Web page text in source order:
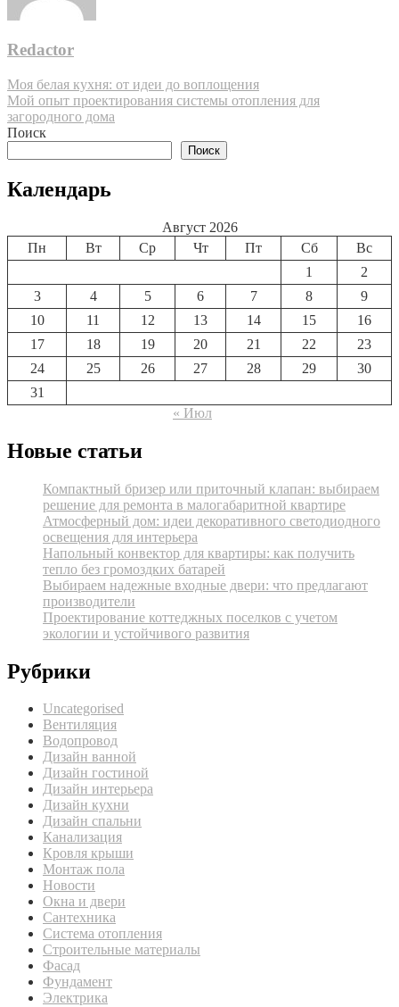
Redactor
Навигация
по
записям
Моя белая кухня: от идеи до воплощения
Мой опыт проектирования системы отопления для
загородного дома
Поиск
Поиск
Календарь
Август 2026
Пн
Вт Ср Чт Пт Сб
Вс
1
2
3
4 5 6 7 8
9
10
11 12 13 14 15
16
17
18 19 20 21 22
23
24
25 26 27 28 29
30
31
« Июл
Новые статьи
Компактный бризер или приточный клапан: выбираем
решение для ремонта в малогабаритной квартире
Атмосферный дом: идеи декоративного светодиодного
освещения для интерьера
Напольный конвектор для квартиры: как получить
тепло без громоздких батарей
Выбираем надежные входные двери: что предлагают
производители
Проектирование коттеджных поселков с учетом
экологии и устойчивого развития
Рубрики
Uncategorised
Вентиляция
Водопровод
Дизайн ванной
Дизайн гостиной
Дизайн интерьера
Дизайн кухни
Дизайн спальни
Канализация
Кровля крыши
Монтаж пола
Новости
Окна и двери
Сантехника
Система отопления
Строительные материалы
Фасад
Фундамент
Электрика